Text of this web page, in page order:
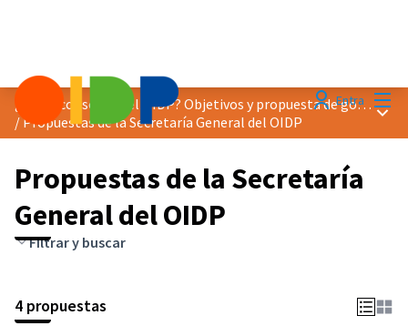
Entra¿Cómo consolidar el OIDP? Objetivos y propuesta de gobernanza
/Propuestas de la Secretaría General del OIDP
Propuestas de la Secretaría
General del OIDP
Filtrar y buscar
4 propuestas